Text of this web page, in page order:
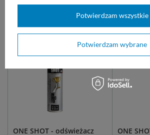
Proponujemy również:
ONE SHOT - odświeżacz
ONE
Potwierdzam wybrane
Potwierdzam wszystkie